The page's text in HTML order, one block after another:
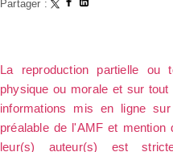
Partager :
La reproduction partielle ou
physique ou morale et sur
informations mis en ligne
préalable de l'AMF et
leur(s) auteur(s) est